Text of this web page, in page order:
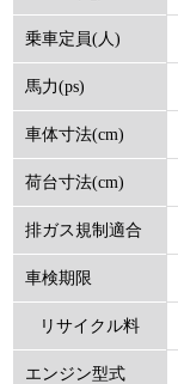
乗車定員(人)
馬力(ps)
車体寸法(cm)
荷台寸法(cm)
排ガス規制適合
車検期限
リサイクル料
(円)
エンジン型式